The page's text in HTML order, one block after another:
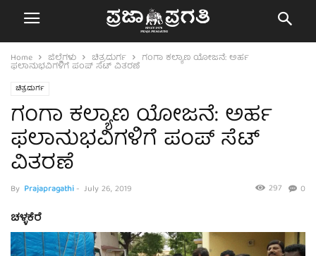
Home ಜಿಲ್ಲೆಗಳು ಚಿತ್ರದುರ್ಗ ಗಂಗಾ ಕಲ್ಯಾಣ ಯೋಜನೆ: ಅರ್ಹ
ಫಲಾನುಭವಿಗಳಿಗೆ ಪಂಪ್ ಸೆಟ್ ವಿತರಣೆ
ಚಿತ್ರದುರ್ಗ
ಗಂಗಾ ಕಲ್ಯಾಣ ಯೋಜನೆ: ಅರ್ಹ
ಫಲಾನುಭವಿಗಳಿಗೆ ಪಂಪ್ ಸೆಟ್
ವಿತರಣೆ
By Prajapragathi- July 26, 2019 0
297
ಚಳ್ಳಕೆರೆ